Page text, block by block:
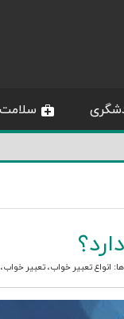
انواع تعبیر خواب،تعبیر خواب